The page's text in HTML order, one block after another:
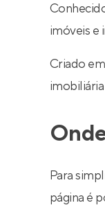
imóveis e
Criado
Para
página é